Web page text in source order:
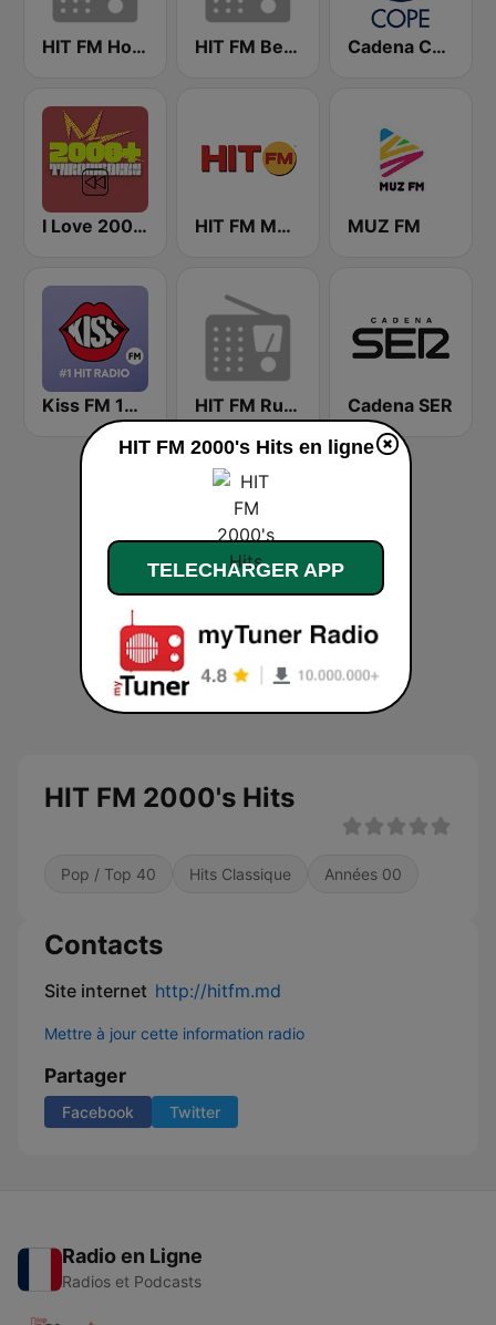
HIT FM Hot Hits HIT FM Best Hits Cadena COPE
I Love 2000+ Throwbacks HIT FM Moldova MUZ FM
Kiss FM 100.9 FM HIT FM Russian Hits Cadena SER
HIT FM 2000's Hits
Pop / Top 40 Hits Classique Années 00
Contacts
Site internet http://hitfm.md
Mettre à jour cette information radio
Partager
Facebook Twitter
Radio en Ligne
Radios et Podcasts
HIT FM 2000's Hits en ligne
TELECHARGER APP